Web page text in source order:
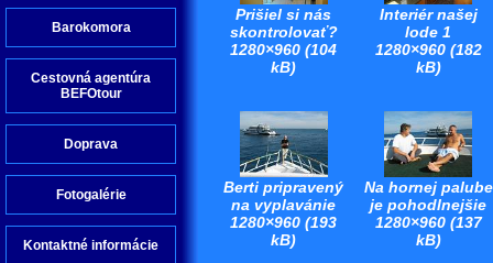
Barokomora
Cestovná agentúra
BEFOtour
Doprava
Fotogalérie
Kontaktné informácie
Prišiel si nás
skontrolovať?
1280×960 (104
kB)
Interiér našej
lode 1
1280×960 (182
kB)
Berti pripravený
na vyplavánie
1280×960 (193
kB)
Na hornej palube
je pohodlnejšie
1280×960 (137
kB)